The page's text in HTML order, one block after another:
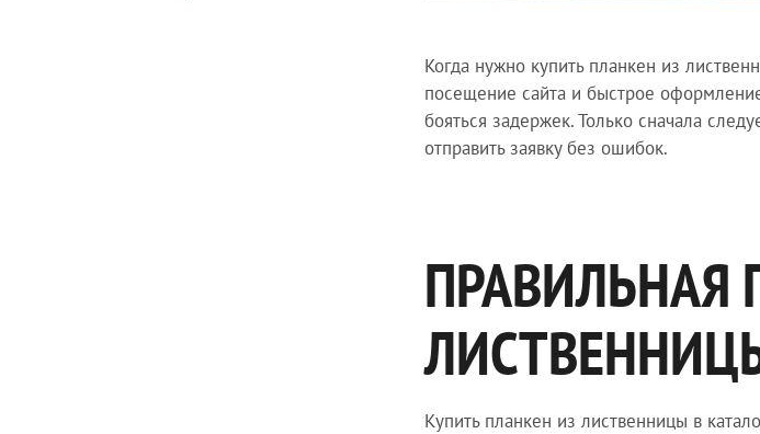
Когда нужно купить планкен из
посещение сайта и быстрое
бояться задержек. Только сначала
отправить заявку без ошибок.
ПРАВИЛЬНАЯ
Купить планкен из лиственницы в